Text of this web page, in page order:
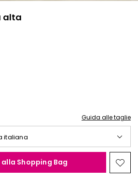
alta
Guida alle taglie
italiana
Shopping Bag
nella